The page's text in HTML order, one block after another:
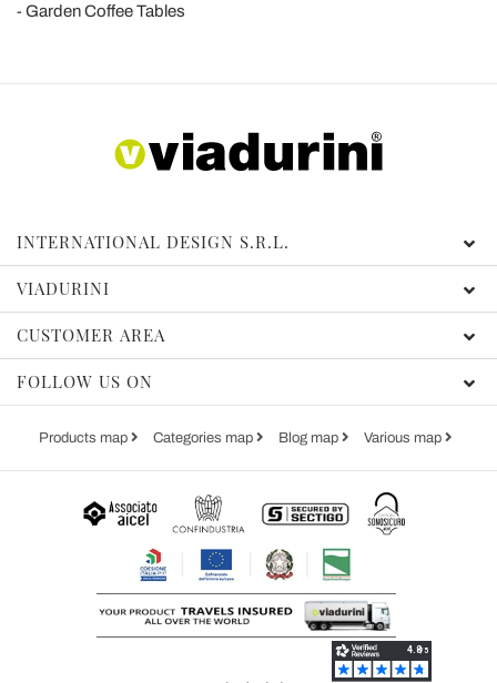
Garden Coffee Tables
INTERNATIONAL DESIGN S.R.L.
VIADURINI
CUSTOMER AREA
FOLLOW US ON
Products map Categories map Blog map Various map